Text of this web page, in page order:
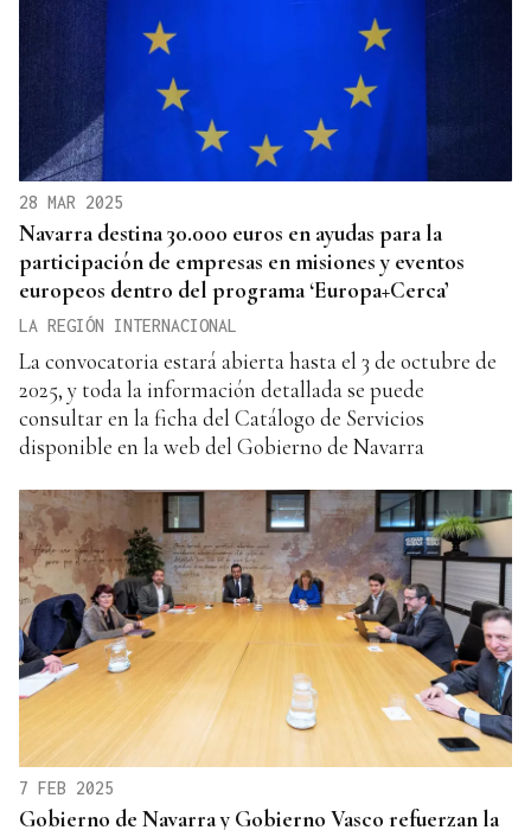
28 MAR 2025
Navarra destina 30.000 euros en ayudas para la
participación de empresas en misiones y eventos
europeos dentro del programa ‘Europa+Cerca’
LA REGIÓN INTERNACIONAL
La convocatoria estará abierta hasta el 3 de octubre de
2025, y toda la información detallada se puede
consultar en la ficha del Catálogo de Servicios
disponible en la web del Gobierno de Navarra
7 FEB 2025
Gobierno de Navarra y Gobierno Vasco refuerzan la